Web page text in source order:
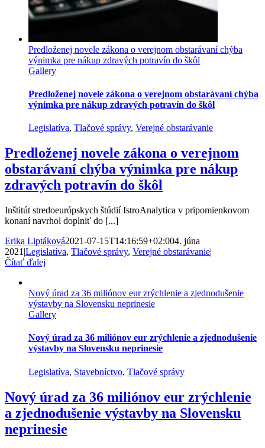
Predloženej novele zákona o verejnom obstarávaní chýba
výnimka pre nákup zdravých potravín do škôl
Gallery
Predloženej novele zákona o verejnom obstarávaní chýba
výnimka pre nákup zdravých potravín do škôl
Legislatíva, Tlačové správy, Verejné obstarávanie
Predloženej novele zákona o verejnom
obstarávaní chýba výnimka pre nákup
zdravých potravín do škôl
Inštitút stredoeurópskych štúdií IstroAnalytica v pripomienkovom
konaní navrhol doplniť do [...]
Erika Liptáková2021-07-15T14:16:59+02:004. júna
2021 |Legislatíva, Tlačové správy, Verejné obstarávanie|
Čítať ďalej
Nový úrad za 36 miliónov eur zrýchlenie a zjednodušenie
výstavby na Slovensku neprinesie
Gallery
Nový úrad za 36 miliónov eur zrýchlenie a zjednodušenie
výstavby na Slovensku neprinesie
Legislatíva, Stavebníctvo, Tlačové správy
Nový úrad za 36 miliónov eur zrýchlenie
a zjednodušenie výstavby na Slovensku
neprinesie